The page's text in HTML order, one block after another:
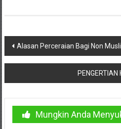
Karanganyar,
Malang,
Kediri,
Madiun,
Ponorogo,
Navigasi
pos
Alasan Perceraian Bagi Non
Mungkin Anda